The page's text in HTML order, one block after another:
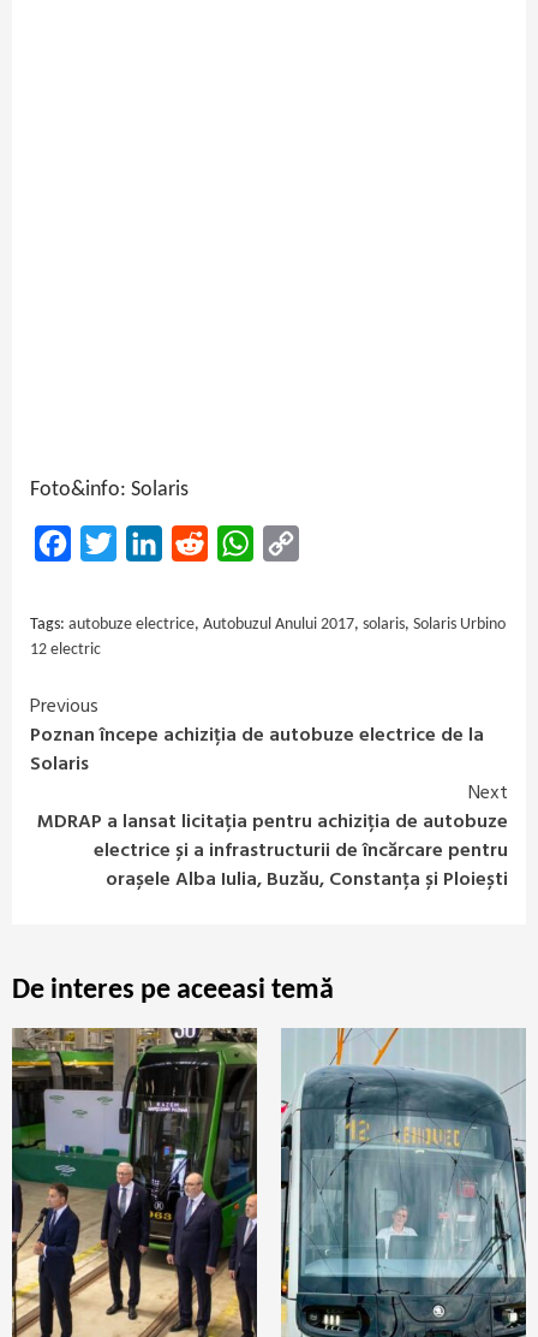
Foto&info: Solaris
FacebookTwitter LinkedInReddit WhatsApp
Tags: autobuze electrice, Autobuzul Anului 2017, solaris, Solaris Urbino
12 electric
Continue
Reading
Previous
Poznan începe achiziția de autobuze electrice de la
Solaris
Next
MDRAP a lansat licitația pentru achiziția de autobuze
electrice și a infrastructurii de încărcare pentru
orașele Alba Iulia, Buzău, Constanța și Ploiești
De interes pe aceeasi temă